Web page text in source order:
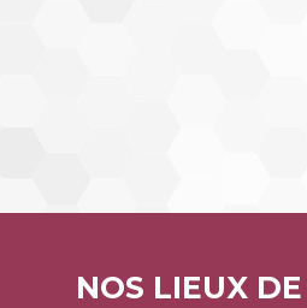
NavigationNOS LIEUX